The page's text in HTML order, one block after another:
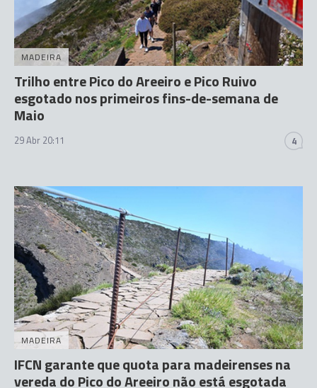
MADEIRA
Trilho entre Pico do Areeiro e Pico Ruivo
esgotado nos primeiros fins-de-semana de
Maio
29 Abr 20:11 4
MADEIRA
IFCN garante que quota para madeirenses na
vereda do Pico do Areeiro não está esgotada